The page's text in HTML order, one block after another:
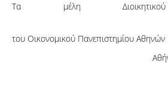
Τα μέλη
του Οικονομικού Πανεπιστημίου Αθηνών